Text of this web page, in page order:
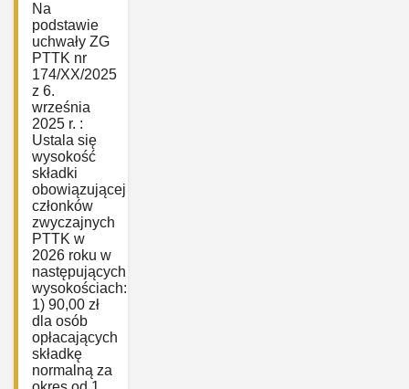
Na
podstawie
uchwały ZG
PTTK nr
174/XX/2025
z 6.
września
2025 r. :
Ustala się
wysokość
składki
obowiązującej
członków
zwyczajnych
PTTK w
2026 roku w
następujących
wysokościach:
1) 90,00 zł
dla osób
opłacających
składkę
normalną za